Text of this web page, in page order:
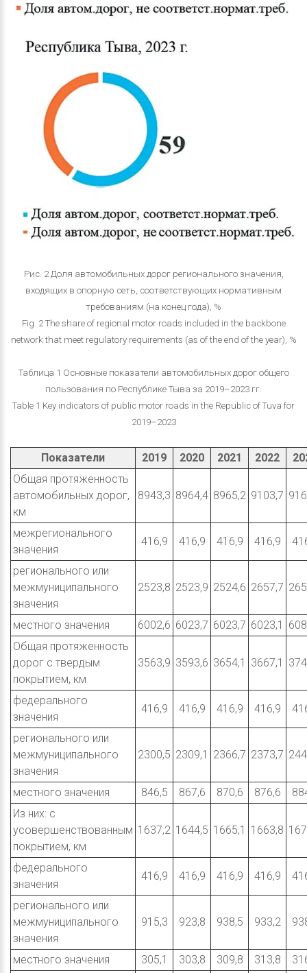
Рис. 2 Доля автомобильных дорог регионального значения,
входящих в опорную сеть, соответствующих нормативным
требованиям (на конец года), %
Fig. 2 The share of regional motor roads included in the backbone
network that meet regulatory requirements (as of the end of the year), %
Таблица 1 Основные показатели автомобильных дорог общего
пользования по Республике Тыва за 2019–2023 гг.
Table 1 Key indicators of public motor roads in the Republic of Tuva for
2019–2023
Показатели 2019 2020 2021 2022
Общая протяженность
автомобильных дорог,
км
8943,3 8964,4 8965,2 9103,7
межрегионального
значения
416,9 416,9 416,9 416,9
регионального или
межмуниципального
значения
2523,8 2523,9 2524,6 2657,7
местного значения 6002,6 6023,7 6023,7 6023,1
Общая протяженность
дорог с твердым
покрытием, км
3563,9 3593,6 3654,1 3667,1
федерального
значения
416,9 416,9 416,9 416,9
регионального или
межмуниципального
значения
2300,5 2309,1 2366,7 2373,7
местного значения 846,5 867,6 870,6 876,6
Из них: с
усовершенствованным
покрытием, км
1637,2 1644,5 1665,1 1663,8
федерального
значения
416,9 416,9 416,9 416,9
регионального или
межмуниципального
значения
915,3 923,8 938,5 933,2
местного значения 305,1 303,8 309,8 313,8